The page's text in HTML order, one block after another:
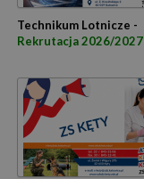
Technikum Lotnicze -
Rekrutacja 2026/2027